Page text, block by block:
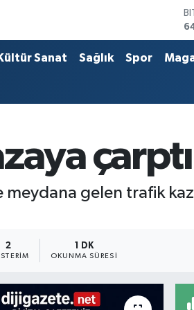
Sanat Sağlık Spor
çarptı
gelen trafik
2 1 DK
OKUNMA SÜRESI